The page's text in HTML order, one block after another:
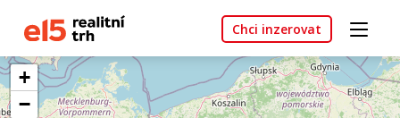
Chci inzerovat
+
−